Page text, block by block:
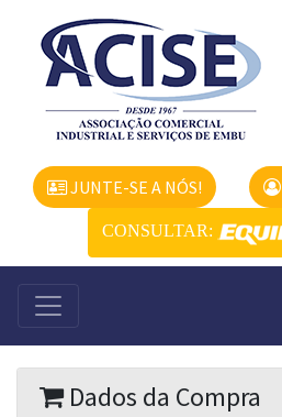
JUNTE-SE A NÓS!
CONSULTAR:
Dados da Compra